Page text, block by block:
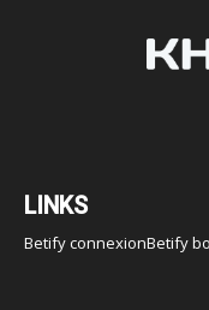
LINKS
Betify connexionBetify